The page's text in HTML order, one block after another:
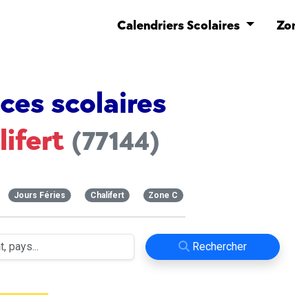
Calendriers Scolaires
scolaires
(77144)
Jours Féries Chalifert Zone C
Rechercher